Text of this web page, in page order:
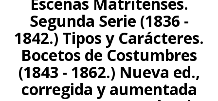
Segunda Serie (1836 -
1842.) Tipos y Carácteres.
Bocetos de Costumbres
(1843 - 1862.) Nueva ed.,
corregida y aumentada